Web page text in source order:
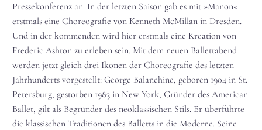
Pressekonferenz an. In der letzten Saison gab es mit »Manon«
erstmals eine Choreografie von Kenneth McMillan in Dresden.
Und in der kommenden wird hier erstmals eine Kreation von
Frederic Ashton zu erleben sein. Mit dem neuen Ballettabend
werden jetzt gleich drei Ikonen der Choreografie des letzten
Jahrhunderts vorgestellt: George Balanchine, geboren 1904 in St.
Petersburg, gestorben 1983 in New York, Gründer des American
Ballet, gilt als Begründer des neoklassischen Stils. Er überführte
die klassischen Traditionen des Balletts in die Moderne. Seine